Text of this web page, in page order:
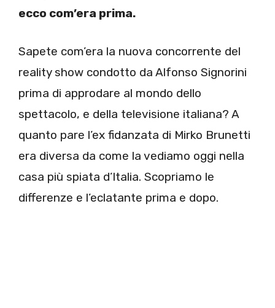
ecco com’era prima.
Sapete com’era la nuova concorrente del
reality show condotto da Alfonso Signorini
prima di approdare al mondo dello
spettacolo, e della televisione italiana? A
quanto pare l’ex fidanzata di Mirko Brunetti
era diversa da come la vediamo oggi nella
casa più spiata d’Italia. Scopriamo le
differenze e l’eclatante prima e dopo.